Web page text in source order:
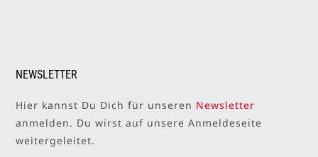
NEWSLETTER
Hier kannst Du Dich für unseren Newsletter
anmelden. Du wirst auf unsere Anmeldeseite
weitergeleitet.